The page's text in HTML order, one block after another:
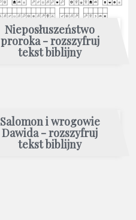
Nieposłuszeństwo
proroka - rozszyfruj
tekst biblijny
Salomon i wrogowie
Dawida - rozszyfruj
tekst biblijny